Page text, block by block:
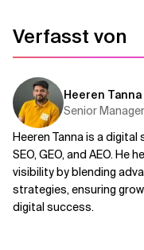
Verfasst von
Heeren Tanna
Senior
Heeren Tanna is a
SEO, GEO, and AEO. He
visibility by blending
strategies, ensuring
digital success.